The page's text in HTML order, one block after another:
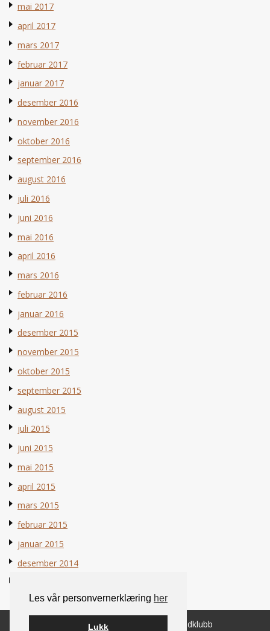
Les vår personvernerklæring her
Lukk
mai 2017
april 2017
mars 2017
februar 2017
januar 2017
desember 2016
november 2016
oktober 2016
september 2016
august 2016
juli 2016
juni 2016
mai 2016
april 2016
mars 2016
februar 2016
januar 2016
desember 2015
november 2015
oktober 2015
september 2015
august 2015
juli 2015
juni 2015
mai 2015
april 2015
mars 2015
februar 2015
januar 2015
desember 2014
© 2026 Norsk Berner Sennenhundklubb